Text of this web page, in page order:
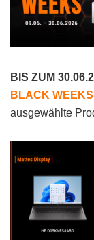
BIS ZUM
BLACK WEEKS
ausgewählte